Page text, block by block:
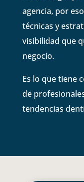
agencia, por
técnicas y
visibilidad que
negocio.
Es lo que tiene
de
tendencias